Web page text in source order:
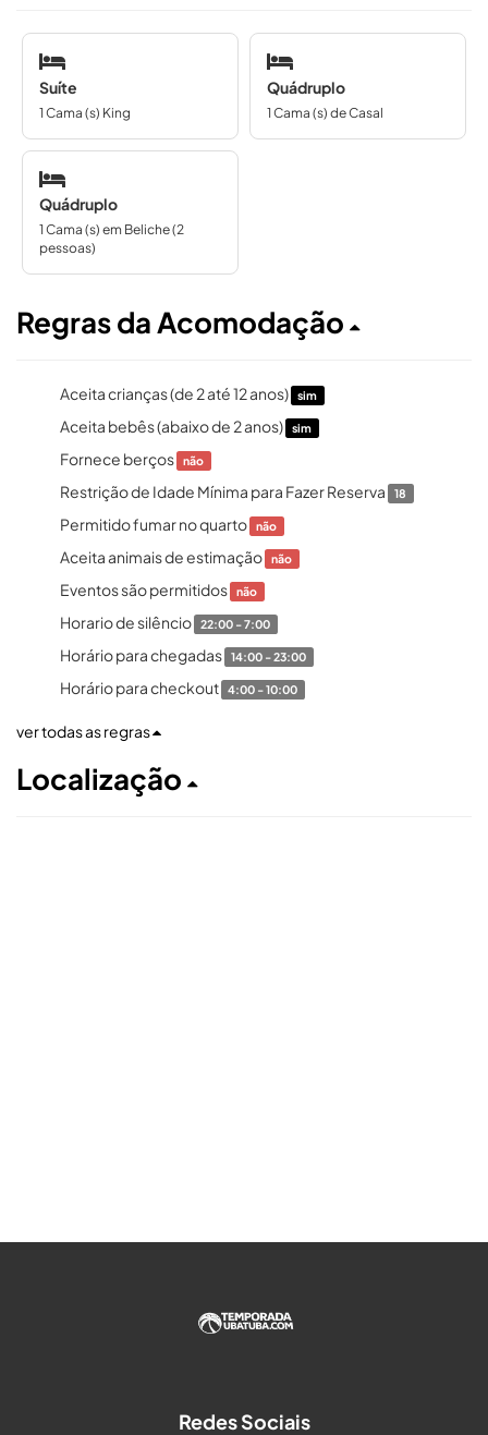
Suíte
1 Cama (s) King
Quádruplo
1 Cama (s) de Casal
Quádruplo
1 Cama (s) em Beliche (2
pessoas)
Regras da Acomodação
Aceita crianças (de 2 até 12 anos) sim
Aceita bebês (abaixo de 2 anos) sim
Fornece berços não
Restrição de Idade Mínima para Fazer Reserva 18
Permitido fumar no quarto não
Aceita animais de estimação não
Eventos são permitidos não
Horario de silêncio 22:00 - 7:00
Horário para chegadas 14:00 - 23:00
Horário para checkout 4:00 - 10:00
ver todas as regras
Localização
Redes Sociais